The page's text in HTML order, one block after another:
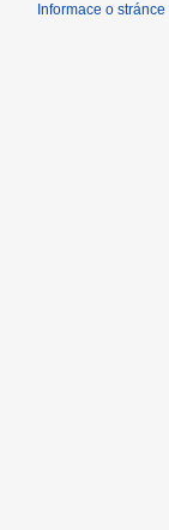
Informace o stránce